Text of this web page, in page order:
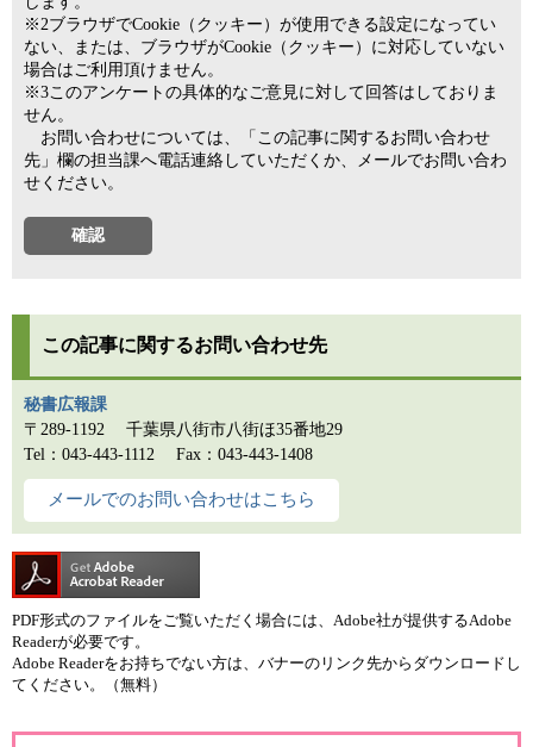
※2ブラウザでCookie（クッキー）が使用できる設定になってい
ない、または、ブラウザがCookie（クッキー）に対応していない
場合はご利用頂けません。
※3このアンケートの具体的なご意見に対して回答はしておりま
せん。
お問い合わせについては、「この記事に関するお問い合わせ
先」欄の担当課へ電話連絡していただくか、メールでお問い合わ
せください。
この記事に関するお問い合わせ先
秘書広報課
〒289-1192
千葉県八街市八街ほ35番地29
Tel：043-443-1112
Fax：043-443-1408
メールでのお問い合わせはこちら
PDF形式のファイルをご覧いただく場合には、Adobe社が提供するAdobe
Readerが必要です。
Adobe Readerをお持ちでない方は、バナーのリンク先からダウンロードし
てください。（無料）